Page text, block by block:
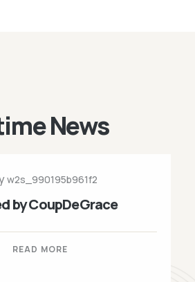
News
w2s_990195b961f2
by CoupDeGrace
READ MORE